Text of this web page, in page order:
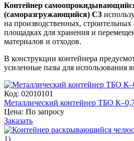
Контейнер
(саморазгружающийся) С3
на производственных, строительных
площадках для хранения и
материалов и отходов.
В конструкции контейнера
усиленные пазы для использования
Код: 02010101
Металлический контейнер ТБО
Цена: По запросу
Заказать